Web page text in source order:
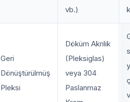
vb.)
Geri
Dönüştürülmüş
Pleksi
Döküm Akrilik
(Pleksiglas)
veya 304
Paslanmaz